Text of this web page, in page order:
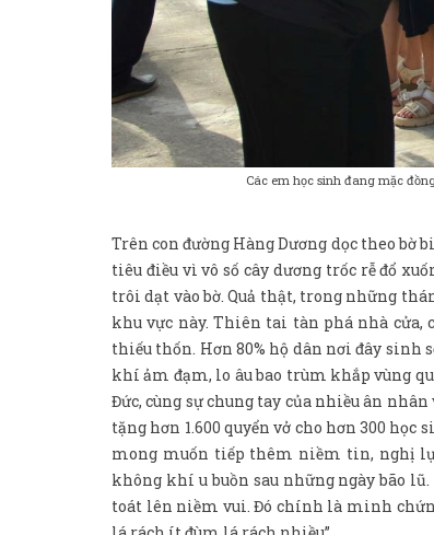
Các em học sinh đang mặc
Trên con đường Hàng Dương dọc theo bờ
tiêu điều vì vô số cây dương trốc rễ đổ
trôi dạt vào bờ. Quả thật, trong những
khu vực này. Thiên tai tàn phá nhà cửa,
thiếu thốn. Hơn 80% hộ dân nơi đây sinh
khí ảm đạm, lo âu bao trùm khắp vùng
Đức, cùng sự chung tay của nhiều ân
tặng hơn 1.600 quyển vở cho hơn 300
mong muốn tiếp thêm niềm tin, nghị
không khí u buồn sau những ngày bão
toát lên niềm vui. Đó chính là minh